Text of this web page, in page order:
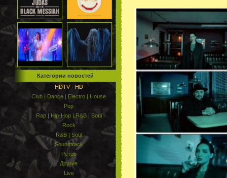
Категории новостей
HDTV - HD
Club | Dance | Electro | House
Pop
Rap | Hip-Hop | R&B | Soul
Rock
R&B | Soul
Soundtrack
Ретро
Другие
Live